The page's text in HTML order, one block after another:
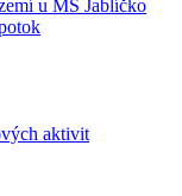
u MŠ Jablíčko
aktivit